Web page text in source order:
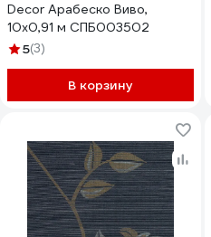
Decor Арабеско Виво,
10x0,91 м СПБ003502
5(3)
В корзину